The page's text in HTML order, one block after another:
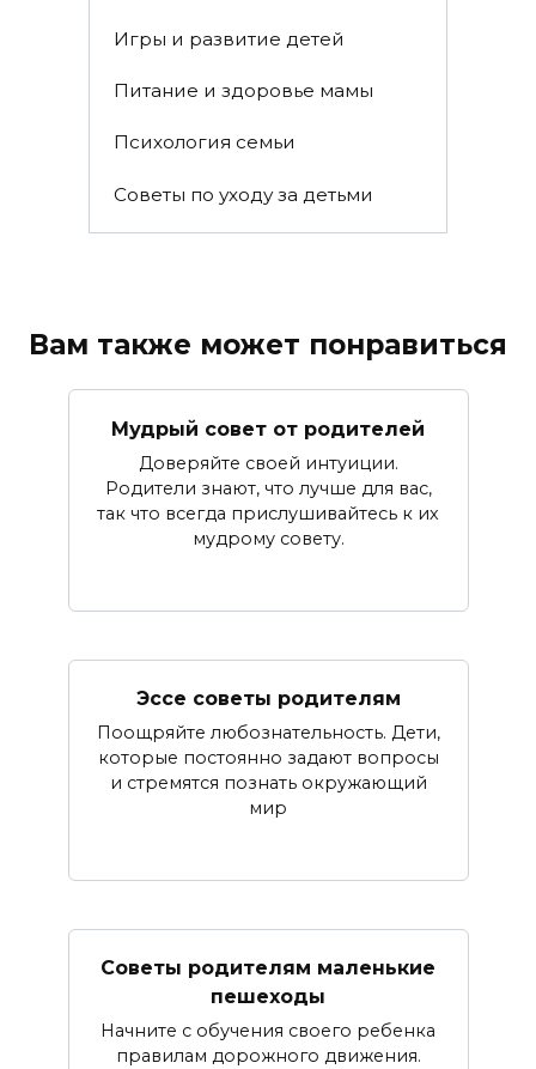
Игры и развитие детей
Питание и здоровье мамы
Психология семьи
Советы по уходу за детьми
Вам также может понравиться
Мудрый совет от родителей
Доверяйте своей интуиции.
Родители знают, что лучше для вас,
так что всегда прислушивайтесь к их
мудрому совету.
Эссе советы родителям
Поощряйте любознательность. Дети,
которые постоянно задают вопросы
и стремятся познать окружающий
мир
Советы родителям маленькие
пешеходы
Начните с обучения своего ребенка
правилам дорожного движения.